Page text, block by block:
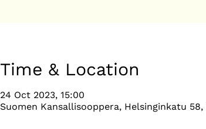
Time & Location
24 Oct 2023, 15:00
Suomen Kansallisooppera, Helsinginkatu